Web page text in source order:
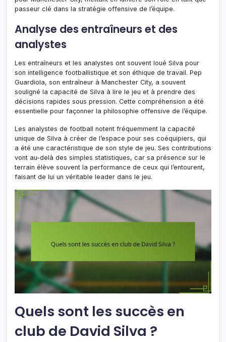
passeur clé dans la stratégie offensive de l’équipe.
Analyse des entraîneurs et des
analystes
Les entraîneurs et les analystes ont souvent loué Silva pour
son intelligence footballistique et son éthique de travail. Pep
Guardiola, son entraîneur à Manchester City, a souvent
souligné la capacité de Silva à lire le jeu et à prendre des
décisions rapides sous pression. Cette compréhension a été
essentielle pour façonner la philosophie offensive de l’équipe.
Les analystes de football notent fréquemment la capacité
unique de Silva à créer de l’espace pour ses coéquipiers, qui
a été une caractéristique de son style de jeu. Ses contributions
vont au-delà des simples statistiques, car sa présence sur le
terrain élève souvent la performance de ceux qui l’entourent,
faisant de lui un véritable leader dans le jeu.
Quels sont les succès en
club de David Silva ?